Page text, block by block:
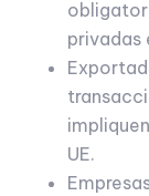
privadas
UE.